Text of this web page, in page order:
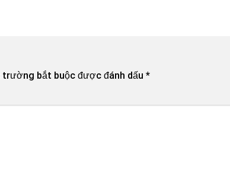
trường bắt buộc được đánh dấu *